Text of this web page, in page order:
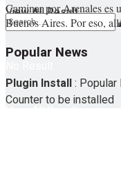
View All Result
Caminar por Arenales es
Buenos Aires. Por eso,
Popular News
Plugin Install:
Counter to be installed